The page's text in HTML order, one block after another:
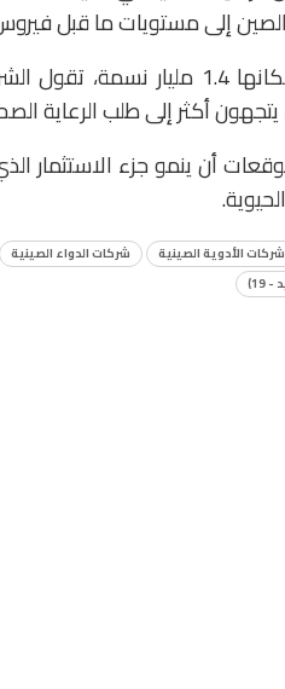
إلى مستويات ما قبل
وفي بلد يبلغ عدد سكانها 1.4
أكثر إلى طلب الرعاية
أن ينمو جزء الاستثمار
شركات الأدوية الصينية
شركات الدواء الصينية